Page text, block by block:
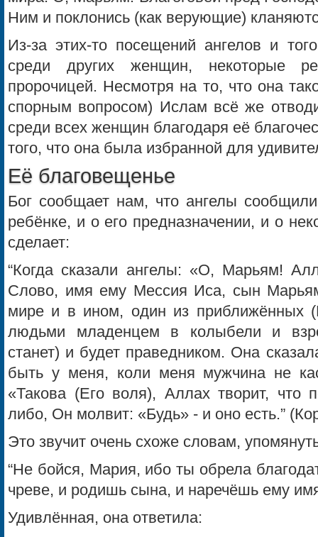
Ним и поклонись (как верующие)
Из-за этих-то посещений ангелов и
среди других женщин, некоторые
пророчицей. Несмотря на то, что она
спорным вопросом) Ислам всё же
среди всех женщин благодаря её
того, что она была избранной для
Её благовещенье
Бог сообщает нам, что ангелы
ребёнке, и о его предназначении, и о
сделает:
“Когда сказали ангелы: «О, Марьям!
Слово, имя ему Мессия Иса, сын
мире и в ином, один из приближённых
людьми младенцем в колыбели и
станет) и будет праведником. Она
быть у меня, коли меня мужчина не
«Такова (Его воля), Аллах творит, что
либо, Он молвит: «Будь» - и оно есть.”
Это звучит очень схоже словам,
“Не бойся, Мария, ибо ты обрела
чреве, и родишь сына, и наречёшь ему
Удивлённая, она ответила: